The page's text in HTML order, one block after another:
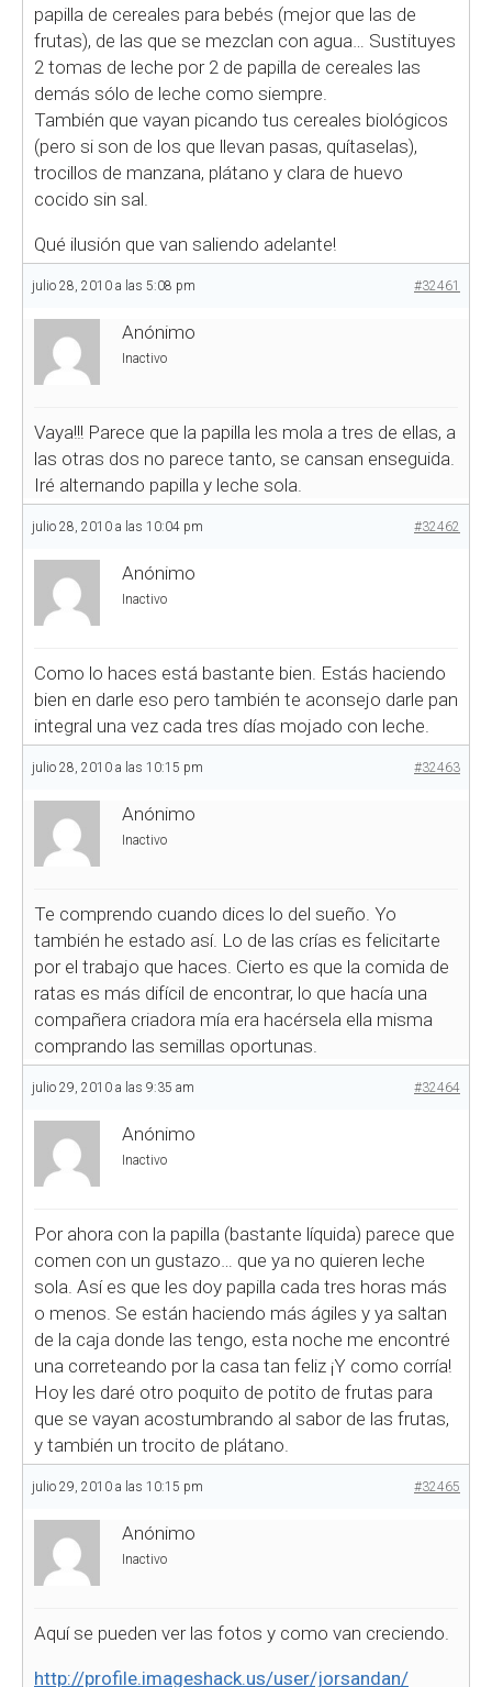
papilla de cereales para bebés (mejor que las de
frutas), de las que se mezclan con agua… Sustituyes
2 tomas de leche por 2 de papilla de cereales las
demás sólo de leche como siempre.
También que vayan picando tus cereales biológicos
(pero si son de los que llevan pasas, quítaselas),
trocillos de manzana, plátano y clara de huevo
cocido sin sal.
Qué ilusión que van saliendo adelante!
julio 28, 2010 a las 5:08 pm #32461
Anónimo
Inactivo
Vaya!!! Parece que la papilla les mola a tres de ellas, a
las otras dos no parece tanto, se cansan enseguida.
Iré alternando papilla y leche sola.
julio 28, 2010 a las 10:04 pm #32462
Anónimo
Inactivo
Como lo haces está bastante bien. Estás haciendo
bien en darle eso pero también te aconsejo darle pan
integral una vez cada tres días mojado con leche.
julio 28, 2010 a las 10:15 pm #32463
Anónimo
Inactivo
Te comprendo cuando dices lo del sueño. Yo
también he estado así. Lo de las crías es felicitarte
por el trabajo que haces. Cierto es que la comida de
ratas es más difícil de encontrar, lo que hacía una
compañera criadora mía era hacérsela ella misma
comprando las semillas oportunas.
julio 29, 2010 a las 9:35 am #32464
Anónimo
Inactivo
Por ahora con la papilla (bastante líquida) parece que
comen con un gustazo… que ya no quieren leche
sola. Así es que les doy papilla cada tres horas más
o menos. Se están haciendo más ágiles y ya saltan
de la caja donde las tengo, esta noche me encontré
una correteando por la casa tan feliz ¡Y como corría!
Hoy les daré otro poquito de potito de frutas para
que se vayan acostumbrando al sabor de las frutas,
y también un trocito de plátano.
julio 29, 2010 a las 10:15 pm #32465
Anónimo
Inactivo
Aquí se pueden ver las fotos y como van creciendo.
http://profile.imageshack.us/user/jorsandan/